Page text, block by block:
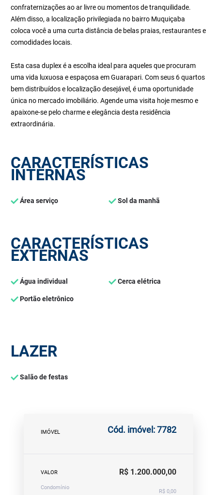
confraternizações ao ar livre ou momentos de tranquilidade.
Além disso, a localização privilegiada no bairro Muquiçaba
coloca você a uma curta distância de belas praias, restaurantes e
comodidades locais.
Esta casa duplex é a escolha ideal para aqueles que procuram
uma vida luxuosa e espaçosa em Guarapari. Com seus 6 quartos
bem distribuídos e localização desejável, é uma oportunidade
única no mercado imobiliário. Agende uma visita hoje mesmo e
apaixone-se pelo charme e elegância desta residência
extraordinária.
CARACTERÍSTICAS
INTERNAS
Área serviço Sol da manhã
CARACTERÍSTICAS
EXTERNAS
Água individual Cerca elétrica
Portão eletrônico
LAZER
Salão de festas
IMÓVEL Cód. imóvel: 7782
VALOR R$ 1.200.000,00
Condomínio
R$ 0,00